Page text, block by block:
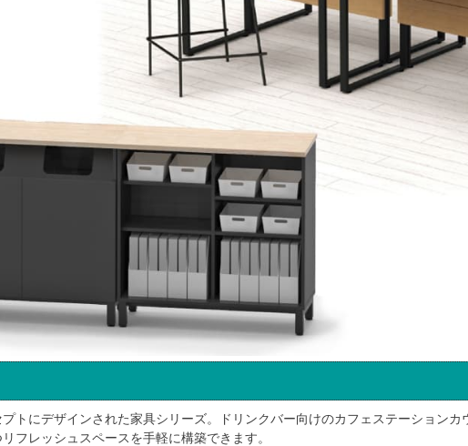
トにデザインされた家具シリーズ。ドリンクバー向けのカフェステーション
フレッシュスペースを手軽に構築できます。